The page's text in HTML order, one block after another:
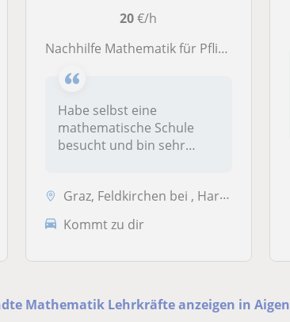
20€/h
Nachhilfe Mathematik für Pflichtschüler
Habe selbst eine
mathematische Schule
besucht und bin sehr
Graz, Feldkirchen bei , Hart bei , Raaba, Stattegg, Thal
Kommt zu dir
Mathematik Lehrkräfte anzeigen in